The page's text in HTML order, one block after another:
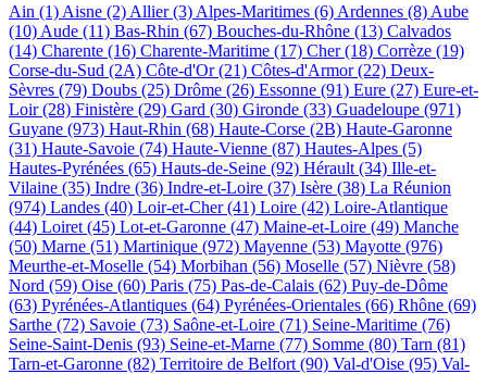
Ain (1) Aisne (2) Allier (3) Alpes-Maritimes (6) Ardennes (8) Aube
(10) Aude (11) Bas-Rhin (67) Bouches-du-Rhône (13) Calvados
(14) Charente (16) Charente-Maritime (17) Cher (18) Corrèze (19)
Corse-du-Sud (2A) Côte-d'Or (21) Côtes-d'Armor (22) Deux-
Sèvres (79) Doubs (25) Drôme (26) Essonne (91) Eure (27) Eure-et-
Loir (28) Finistère (29) Gard (30) Gironde (33) Guadeloupe (971)
Guyane (973) Haut-Rhin (68) Haute-Corse (2B) Haute-Garonne
(31) Haute-Savoie (74) Haute-Vienne (87) Hautes-Alpes (5)
Hautes-Pyrénées (65) Hauts-de-Seine (92) Hérault (34) Ille-et-
Vilaine (35) Indre (36) Indre-et-Loire (37) Isère (38) La Réunion
(974) Landes (40) Loir-et-Cher (41) Loire (42) Loire-Atlantique
(44) Loiret (45) Lot-et-Garonne (47) Maine-et-Loire (49) Manche
(50) Marne (51) Martinique (972) Mayenne (53) Mayotte (976)
Meurthe-et-Moselle (54) Morbihan (56) Moselle (57) Nièvre (58)
Nord (59) Oise (60) Paris (75) Pas-de-Calais (62) Puy-de-Dôme
(63) Pyrénées-Atlantiques (64) Pyrénées-Orientales (66) Rhône (69)
Sarthe (72) Savoie (73) Saône-et-Loire (71) Seine-Maritime (76)
Seine-Saint-Denis (93) Seine-et-Marne (77) Somme (80) Tarn (81)
Tarn-et-Garonne (82) Territoire de Belfort (90) Val-d'Oise (95) Val-